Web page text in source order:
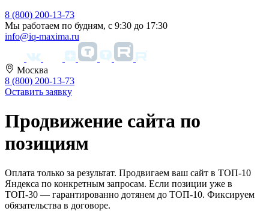
8 (800) 200-13-73
Мы работаем по будням, с 9:30 до 17:30
info@iq-maxima.ru
Москва
8 (800) 200-13-73
Оставить заявку
Продвижение сайта по
позициям
Оплата только за результат. Продвигаем ваш сайт в ТОП-10
Яндекса по конкретным запросам. Если позиции уже в
ТОП-30 — гарантированно дотянем до ТОП-10. Фиксируем
обязательства в договоре.